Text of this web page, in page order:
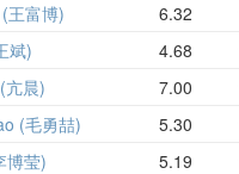
王富博) 6.32
斌) 4.68
亢晨) 7.00
(毛勇喆) 5.30
博莹) 5.19